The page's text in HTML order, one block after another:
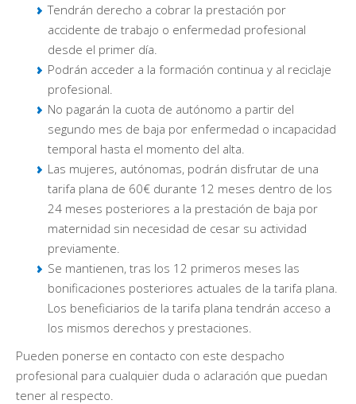
Tendrán derecho a cobrar la prestación por
accidente de trabajo o enfermedad profesional
desde el primer día.
Podrán acceder a la formación continua y al reciclaje
profesional.
No pagarán la cuota de autónomo a partir del
segundo mes de baja por enfermedad o incapacidad
temporal hasta el momento del alta.
Las mujeres, autónomas, podrán disfrutar de una
tarifa plana de 60€ durante 12 meses dentro de los
24 meses posteriores a la prestación de baja por
maternidad sin necesidad de cesar su actividad
previamente.
Se mantienen, tras los 12 primeros meses las
bonificaciones posteriores actuales de la tarifa plana.
Los beneficiarios de la tarifa plana tendrán acceso a
los mismos derechos y prestaciones.
Pueden ponerse en contacto con este despacho
profesional para cualquier duda o aclaración que puedan
tener al respecto.